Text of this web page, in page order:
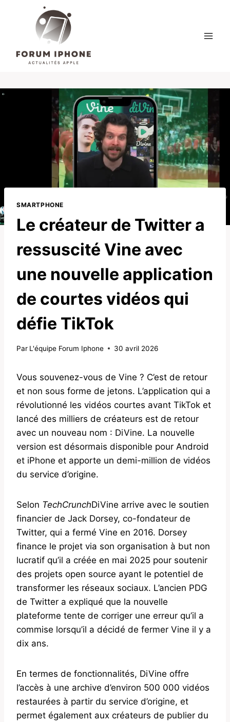
SMARTPHONE
Le créateur de Twitter a
ressuscité Vine avec
une nouvelle application
de courtes vidéos qui
défie TikTok
Par L'équipe Forum Iphone 30 avril 2026
Vous souvenez-vous de Vine ? C’est de retour
et non sous forme de jetons. L’application qui a
révolutionné les vidéos courtes avant TikTok et
lancé des milliers de créateurs est de retour
avec un nouveau nom : DiVine. La nouvelle
version est désormais disponible pour Android
et iPhone et apporte un demi-million de vidéos
du service d’origine.
Selon TechCrunchDiVine arrive avec le soutien
financier de Jack Dorsey, co-fondateur de
Twitter, qui a fermé Vine en 2016. Dorsey
finance le projet via son organisation à but non
lucratif qu’il a créée en mai 2025 pour soutenir
des projets open source ayant le potentiel de
transformer les réseaux sociaux. L’ancien PDG
de Twitter a expliqué que la nouvelle
plateforme tente de corriger une erreur qu’il a
commise lorsqu’il a décidé de fermer Vine il y a
dix ans.
En termes de fonctionnalités, DiVine offre
l’accès à une archive d’environ 500 000 vidéos
restaurées à partir du service d’origine, et
permet également aux créateurs de publier du